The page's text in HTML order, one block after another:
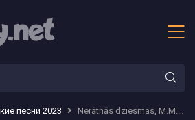
песни 2023 Nerātnās dziesmas, M.M. - ОСЕНЬ (кавер)